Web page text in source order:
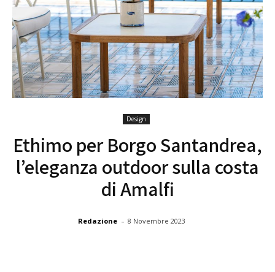
Design
Ethimo per Borgo Santandrea,
l’eleganza outdoor sulla costa
di Amalfi
Redazione - 8 Novembre 2023